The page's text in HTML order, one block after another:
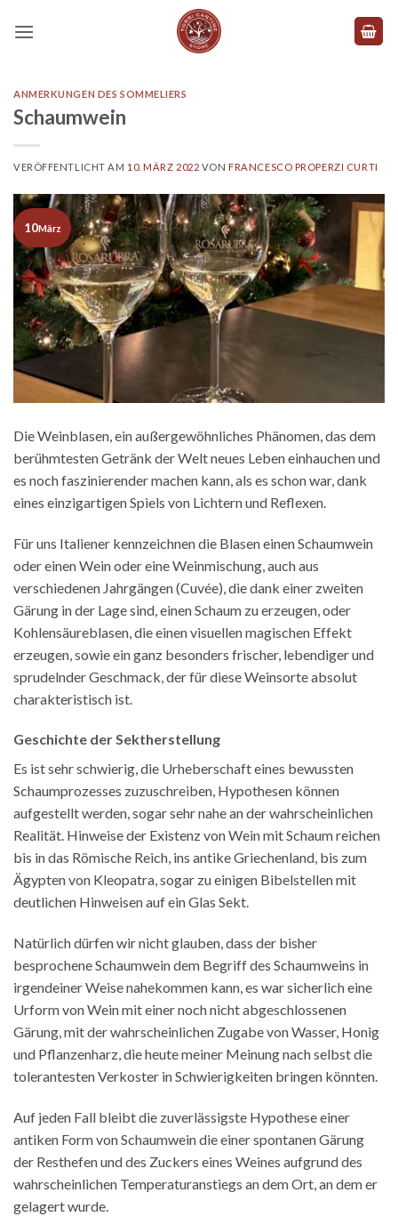
Inhalt
ANMERKUNGEN DES SOMMELIERS
Schaumwein
VERÖFFENTLICHT AM 10. MÄRZ 2022 VONFRANCESCO PROPERZI CURTI
10März
Die Weinblasen, ein außergewöhnliches Phänomen, das dem
berühmtesten Getränk der Welt neues Leben einhauchen und
es noch faszinierender machen kann, als es schon war, dank
eines einzigartigen Spiels von Lichtern und Reflexen.
Für uns Italiener kennzeichnen die Blasen einen Schaumwein
oder einen Wein oder eine Weinmischung, auch aus
verschiedenen Jahrgängen (Cuvée), die dank einer zweiten
Gärung in der Lage sind, einen Schaum zu erzeugen, oder
Kohlensäureblasen, die einen visuellen magischen Effekt
erzeugen, sowie ein ganz besonders frischer, lebendiger und
sprudelnder Geschmack, der für diese Weinsorte absolut
charakteristisch ist.
Geschichte der Sektherstellung
Es ist sehr schwierig, die Urheberschaft eines bewussten
Schaumprozesses zuzuschreiben, Hypothesen können
aufgestellt werden, sogar sehr nahe an der wahrscheinlichen
Realität. Hinweise der Existenz von Wein mit Schaum reichen
bis in das Römische Reich, ins antike Griechenland, bis zum
Ägypten von Kleopatra, sogar zu einigen Bibelstellen mit
deutlichen Hinweisen auf ein Glas Sekt.
Natürlich dürfen wir nicht glauben, dass der bisher
besprochene Schaumwein dem Begriff des Schaumweins in
irgendeiner Weise nahekommen kann, es war sicherlich eine
Urform von Wein mit einer noch nicht abgeschlossenen
Gärung, mit der wahrscheinlichen Zugabe von Wasser, Honig
und Pflanzenharz, die heute meiner Meinung nach selbst die
tolerantesten Verkoster in Schwierigkeiten bringen könnten.
Auf jeden Fall bleibt die zuverlässigste Hypothese einer
antiken Form von Schaumwein die einer spontanen Gärung
der Resthefen und des Zuckers eines Weines aufgrund des
wahrscheinlichen Temperaturanstiegs an dem Ort, an dem er
gelagert wurde.